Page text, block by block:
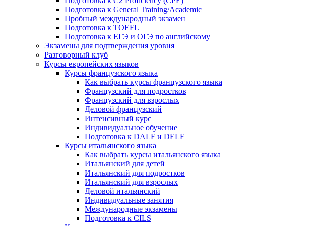
Подготовка к General Training/Academic
Пробный международный экзамен
Подготовка к TOEFL
Подготовка к ЕГЭ и ОГЭ по английскому
Экзамены для подтверждения уровня
Разговорный клуб
Курсы европейских языков
Курсы французского языка
Как выбрать курсы французского языка
Французский для подростков
Французский для взрослых
Деловой французский
Интенсивный курс
Индивидуальное обучение
Подготовка к DALF и DELF
Курсы итальянского языка
Как выбрать курсы итальянского языка
Итальянский для детей
Итальянский для подростков
Итальянский для взрослых
Деловой итальянский
Индивидуальные занятия
Международные экзамены
Подготовка к CILS